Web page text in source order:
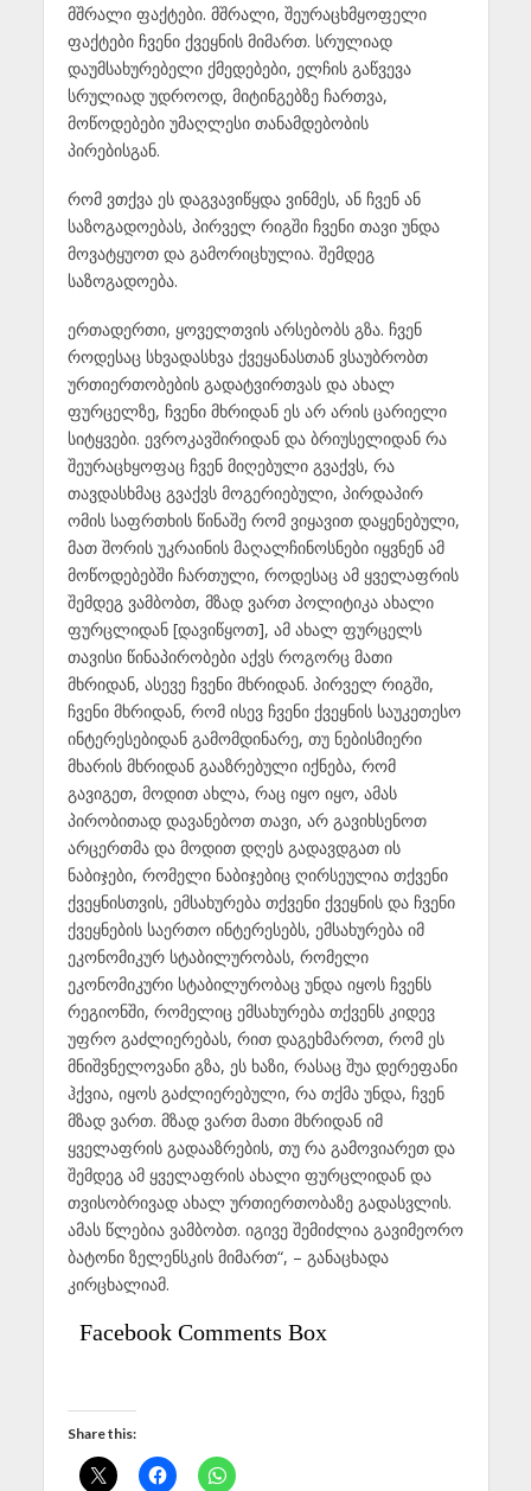
მშრალი ფაქტები. მშრალი, შეურაცხმყოფელი
ფაქტები ჩვენი ქვეყნის მიმართ. სრულიად
დაუმსახურებელი ქმედებები, ელჩის გაწვევა
სრულიად უდროოდ, მიტინგებზე ჩართვა,
მოწოდებები უმაღლესი თანამდებობის
პირებისგან.
რომ ვთქვა ეს დაგვავიწყდა ვინმეს, ან ჩვენ ან
საზოგადოებას, პირველ რიგში ჩვენი თავი უნდა
მოვატყუოთ და გამორიცხულია. შემდეგ
საზოგადოება.
ერთადერთი, ყოველთვის არსებობს გზა. ჩვენ
როდესაც სხვადასხვა ქვეყანასთან ვსაუბრობთ
ურთიერთობების გადატვირთვას და ახალ
ფურცელზე, ჩვენი მხრიდან ეს არ არის ცარიელი
სიტყვები. ევროკავშირიდან და ბრიუსელიდან რა
შეურაცხყოფაც ჩვენ მიღებული გვაქვს, რა
თავდასხმაც გვაქვს მოგერიებული, პირდაპირ
ომის საფრთხის წინაშე რომ ვიყავით დაყენებული,
მათ შორის უკრაინის მაღალჩინოსნები იყვნენ ამ
მოწოდებებში ჩართული, როდესაც ამ ყველაფრის
შემდეგ ვამბობთ, მზად ვართ პოლიტიკა ახალი
ფურცლიდან [დავიწყოთ], ამ ახალ ფურცელს
თავისი წინაპირობები აქვს როგორც მათი
მხრიდან, ასევე ჩვენი მხრიდან. პირველ რიგში,
ჩვენი მხრიდან, რომ ისევ ჩვენი ქვეყნის საუკეთესო
ინტერესებიდან გამომდინარე, თუ ნებისმიერი
მხარის მხრიდან გააზრებული იქნება, რომ
გავიგეთ, მოდით ახლა, რაც იყო იყო, ამას
პირობითად დავანებოთ თავი, არ გავიხსენოთ
არცერთმა და მოდით დღეს გადავდგათ ის
ნაბიჯები, რომელი ნაბიჯებიც ღირსეულია თქვენი
ქვეყნისთვის, ემსახურება თქვენი ქვეყნის და ჩვენი
ქვეყნების საერთო ინტერესებს, ემსახურება იმ
ეკონომიკურ სტაბილურობას, რომელი
ეკონომიკური სტაბილურობაც უნდა იყოს ჩვენს
რეგიონში, რომელიც ემსახურება თქვენს კიდევ
უფრო გაძლიერებას, რით დაგეხმაროთ, რომ ეს
მნიშვნელოვანი გზა, ეს ხაზი, რასაც შუა დერეფანი
ჰქვია, იყოს გაძლიერებული, რა თქმა უნდა, ჩვენ
მზად ვართ. მზად ვართ მათი მხრიდან იმ
ყველაფრის გადააზრების, თუ რა გამოვიარეთ და
შემდეგ ამ ყველაფრის ახალი ფურცლიდან და
თვისობრივად ახალ ურთიერთობაზე გადასვლის.
ამას წლებია ვამბობთ. იგივე შემიძლია გავიმეორო
ბატონი ზელენსკის მიმართ“, – განაცხადა
კირცხალიამ.
Facebook Comments Box
Share this: